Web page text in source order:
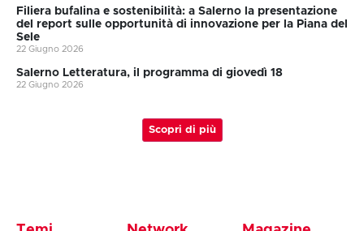
Filiera bufalina e sostenibilità: a Salerno la presentazione
del report sulle opportunità di innovazione per la Piana del
Sele
22 Giugno 2026
Salerno Letteratura, il programma di giovedì 18
22 Giugno 2026
Scopri di più